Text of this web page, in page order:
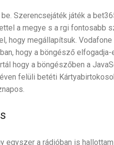
Szerencsejáték játék a
a megye s a rgi fontosabb
hogy megállapítsuk. Vodafone
hogy a böngésző elfogadja-
hogy a böngészőben a
felüli betéti
egyszer a rádióban is hallottam